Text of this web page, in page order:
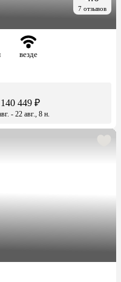
7 отзывов
везде
449 ₽
- 22 авг., 8 н.